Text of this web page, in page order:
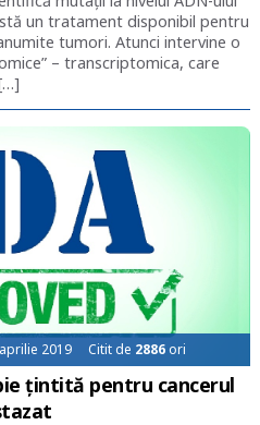
un tratament disponibil pentru
tumori. Atunci intervine o
– transcriptomica, care
2019 Citit de 2886ori
țintită pentru cancerul